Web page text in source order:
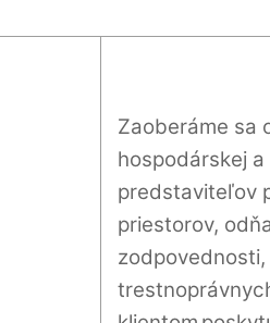
Zaoberáme sa
hospodárskej
predstaviteľov
priestorov,